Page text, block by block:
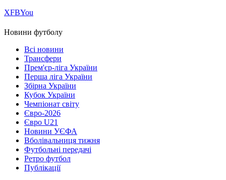
ХFBYou
Новини футболу
Всі новини
Трансфери
Прем'єр-ліга України
Перша ліга України
Збірна України
Кубок України
Чемпіонат світу
Євро-2026
Євро U21
Новини УЄФА
Вболівальниця тижня
Футбольні передачі
Ретро футбол
Публікації